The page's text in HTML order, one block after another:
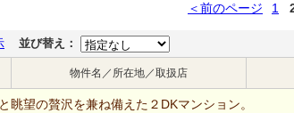
＜前のページ 1
並び替え：
物件名／所在地／取扱店
眺望の贅沢を兼ね備えた２DKマンション。